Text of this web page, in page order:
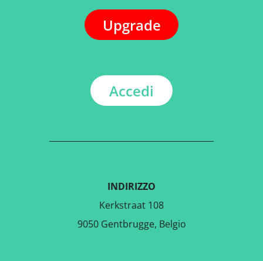
Upgrade
Accedi
INDIRIZZO
Kerkstraat 108
9050 Gentbrugge, Belgio